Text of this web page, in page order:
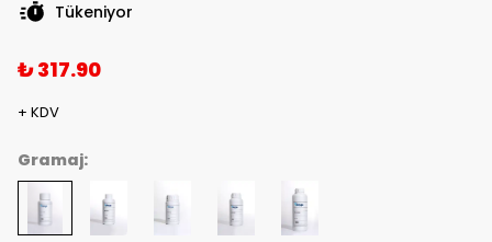
Tükeniyor
₺ 317.90
+ KDV
Gramaj: